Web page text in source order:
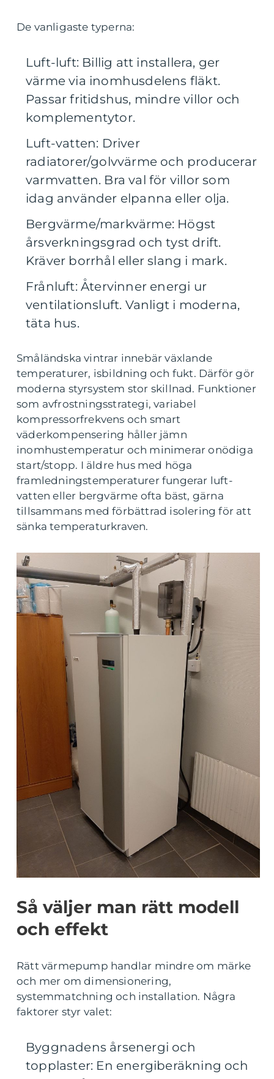
De vanligaste typerna:
Luft-luft: Billig att installera, ger
värme via inomhusdelens fläkt.
Passar fritidshus, mindre villor och
komplementytor.
Luft-vatten: Driver
radiatorer/golvvärme och producerar
varmvatten. Bra val för villor som
idag använder elpanna eller olja.
Bergvärme/markvärme: Högst
årsverkningsgrad och tyst drift.
Kräver borrhål eller slang i mark.
Frånluft: Återvinner energi ur
ventilationsluft. Vanligt i moderna,
täta hus.
Småländska vintrar innebär växlande
temperaturer, isbildning och fukt. Därför gör
moderna styrsystem stor skillnad. Funktioner
som avfrostningsstrategi, variabel
kompressorfrekvens och smart
väderkompensering håller jämn
inomhustemperatur och minimerar onödiga
start/stopp. I äldre hus med höga
framledningstemperaturer fungerar luft-
vatten eller bergvärme ofta bäst, gärna
tillsammans med förbättrad isolering för att
sänka temperaturkraven.
Så väljer man rätt modell
och effekt
Rätt värmepump handlar mindre om märke
och mer om dimensionering,
systemmatchning och installation. Några
faktorer styr valet:
Byggnadens årsenergi och
topplaster: En energiberäkning och